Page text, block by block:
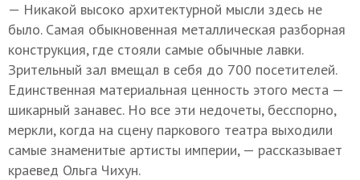
— Никакой высоко архитектурной мысли здесь не
было. Самая обыкновенная металлическая разборная
конструкция, где стояли самые обычные лавки.
Зрительный зал вмещал в себя до 700 посетителей.
Единственная материальная ценность этого места —
шикарный занавес. Но все эти недочеты, бесспорно,
меркли, когда на сцену паркового театра выходили
самые знаменитые артисты империи, — рассказывает
краевед Ольга Чихун.